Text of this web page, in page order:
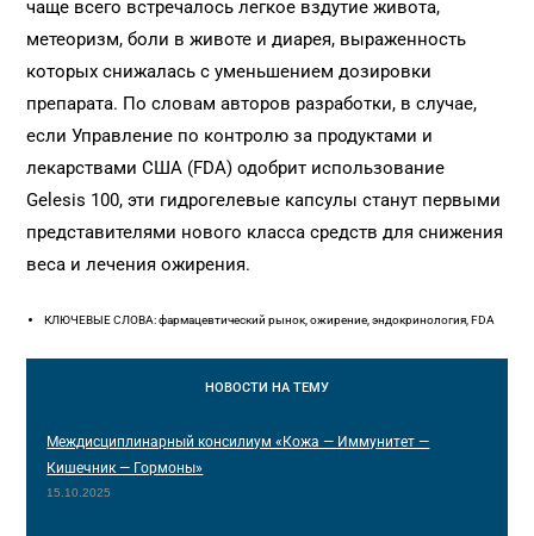
чаще всего встречалось легкое вздутие живота,
метеоризм, боли в животе и диарея, выраженность
которых снижалась с уменьшением дозировки
препарата. По словам авторов разработки, в случае,
если Управление по контролю за продуктами и
лекарствами США (FDA) одобрит использование
Gelesis 100, эти гидрогелевые капсулы станут первыми
представителями нового класса средств для снижения
веса и лечения ожирения.
КЛЮЧЕВЫЕ СЛОВА: фармацевтический рынок, ожирение, эндокринология, FDA
НОВОСТИ НА ТЕМУ
Междисциплинарный консилиум «Кожа — Иммунитет —
Кишечник — Гормоны»
15.10.2025